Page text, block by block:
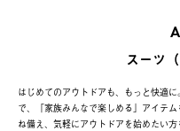
スーツ
はじめてのアウトドアも、もっと快適
で、「家族みんなで楽しめる」アイテ
ね備え、気軽にアウトドアを始めたい方